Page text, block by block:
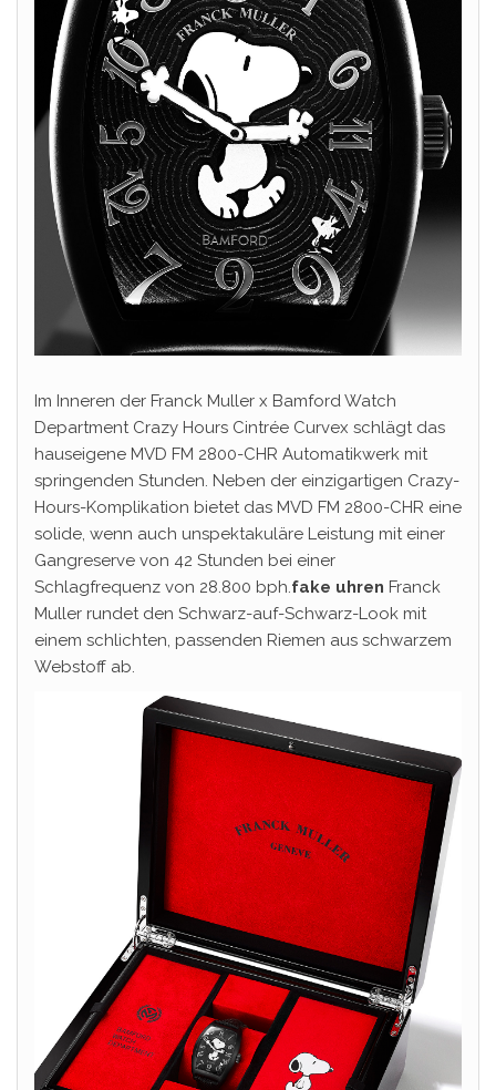
Im Inneren der Franck Muller x Bamford Watch
Department Crazy Hours Cintrée Curvex schlägt das
hauseigene MVD FM 2800-CHR Automatikwerk mit
springenden Stunden. Neben der einzigartigen Crazy-
Hours-Komplikation bietet das MVD FM 2800-CHR eine
solide, wenn auch unspektakuläre Leistung mit einer
Gangreserve von 42 Stunden bei einer
Schlagfrequenz von 28.800 bph.fake uhren Franck
Muller rundet den Schwarz-auf-Schwarz-Look mit
einem schlichten, passenden Riemen aus schwarzem
Webstoff ab.